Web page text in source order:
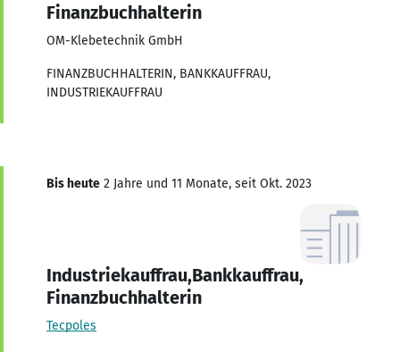
Finanzbuchhalterin
OM-Klebetechnik GmbH
FINANZBUCHHALTERIN, BANKKAUFFRAU,
INDUSTRIEKAUFFRAU
Bis heute 2 Jahre und 11 Monate, seit Okt. 2023
Industriekauffrau,Bankkauffrau,
Finanzbuchhalterin
Tecpoles